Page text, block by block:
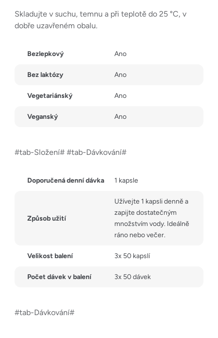
Skladujte v suchu, temnu a při teplotě do 25 °C, v
dobře uzavřeném obalu.
Bezlepkový Ano
Bez laktózy Ano
Vegetariánský Ano
Veganský Ano
#tab-Složení# #tab-Dávkování#
Doporučená denní dávka 1 kapsle
Způsob užití
Užívejte 1 kapsli denně a
zapijte dostatečným
množstvím vody. Ideálně
ráno nebo večer.
Velikost balení 3x 50 kapslí
Počet dávek v balení 3x 50 dávek
#tab-Dávkování#